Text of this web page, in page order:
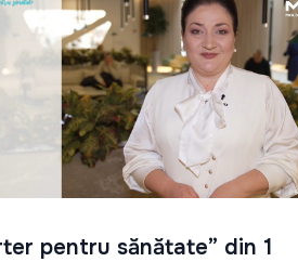
pentru sănătate” din 1